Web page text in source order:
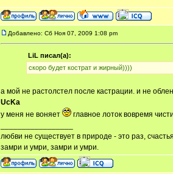
Добавлено: Сб Ноя 07, 2009 1:08 pm
LiL писал(а):
скоро будет кострат и жирный))))
а мой не растолстел после кастрации. и не
UcKa
у меня не воняет
главное лоток вовремя
любви не существует в природе - это раз,
замри и умри, замри и умри.